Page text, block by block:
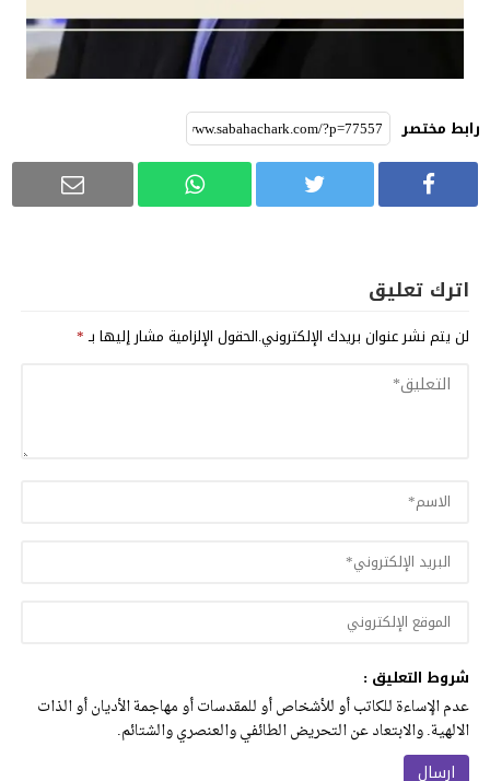
رابط مختصر
اترك تعليق
لن يتم نشر عنوان بريدك الإلكتروني.الحقول الإلزامية مشار إليها بـ*
شروط التعليق :
عدم الإساءة للكاتب أو للأشخاص أو للمقدسات أو مهاجمة الأديان أو الذات
الالهية. والابتعاد عن التحريض الطائفي والعنصري والشتائم.